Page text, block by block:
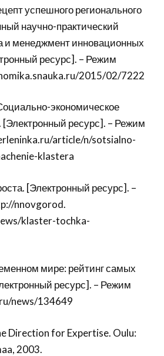
успешного регионального
научно-практический
и менеджмент инновационных
ресурс]. – Режим
2015/02/7222
экономическое
[Электронный ресурс]. – Режим
article/n/sotsialno-
klastera
[Электронный ресурс]. –
nnovgorod.
klaster-tochka-
мире: рейтинг самых
ресурс]. – Режим
news/134649
Direction for Expertise. Oulu:
2003.